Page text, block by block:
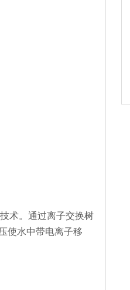
术。通过离子交换树
使水中带电离子移